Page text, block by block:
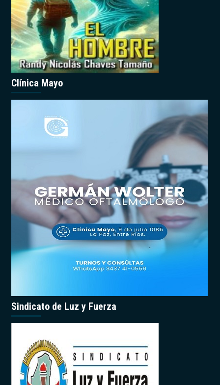
Clínica Mayo
Sindicato de Luz y Fuerza